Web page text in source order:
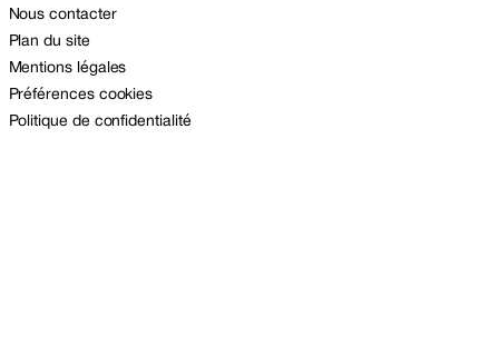
Nous contacter
Plan du site
Mentions légales
Préférences cookies
Politique de confidentialité